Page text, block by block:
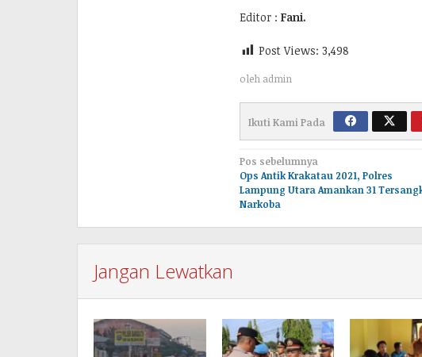
Editor : Fani.
Post Views: 3,498
oleh admin
Ikuti Kami Pada
Navigasi
pos
Pos sebelumnya
Ops Antik Krakatau 2021, Polres
Lampung Utara Amankan 31
Narkoba
Jangan Lewatkan